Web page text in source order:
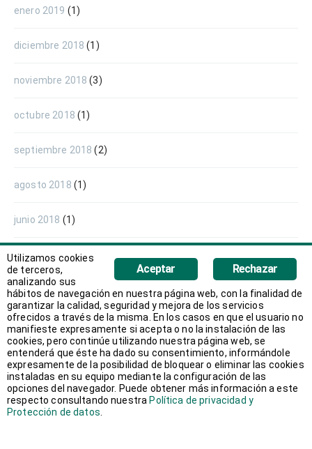
enero 2019 (1)
diciembre 2018 (1)
noviembre 2018 (3)
octubre 2018 (1)
septiembre 2018 (2)
agosto 2018 (1)
junio 2018 (1)
mayo 2018(1)
abril 2018(1)
marzo 2018 (2)
febrero 2018(3)
enero 2018 (2)
Rechazar
Aceptar
Utilizamos cookies
de terceros,
analizando sus
hábitos de navegación en nuestra página web, con la finalidad de
garantizar la calidad, seguridad y mejora de los servicios
ofrecidos a través de la misma. En los casos en que el usuario no
manifieste expresamente si acepta o no la instalación de las
cookies, pero continúe utilizando nuestra página web, se
entenderá que éste ha dado su consentimiento, informándole
expresamente de la posibilidad de bloquear o eliminar las cookies
instaladas en su equipo mediante la configuración de las
opciones del navegador. Puede obtener más información a este
respecto consultando nuestra Política de privacidad y
Protección de datos